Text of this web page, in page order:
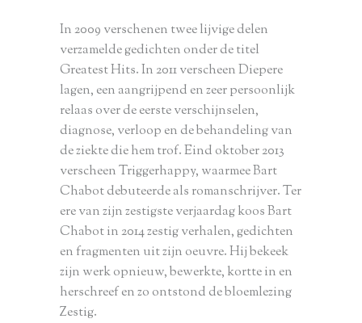
In 2009 verschenen twee lijvige delen
verzamelde gedichten onder de titel
Greatest Hits. In 2011 verscheen Diepere
lagen, een aangrijpend en zeer persoonlijk
relaas over de eerste verschijnselen,
diagnose, verloop en de behandeling van
de ziekte die hem trof. Eind oktober 2013
verscheen Triggerhappy, waarmee Bart
Chabot debuteerde als romanschrijver. Ter
ere van zijn zestigste verjaardag koos Bart
Chabot in 2014 zestig verhalen, gedichten
en fragmenten uit zijn oeuvre. Hij bekeek
zijn werk opnieuw, bewerkte, kortte in en
herschreef en zo ontstond de bloemlezing
Zestig.